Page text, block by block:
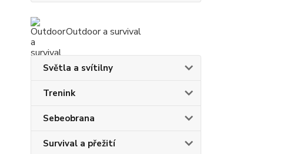
Outdoor a survival
Světla a svítilny
Trenink
Sebeobrana
Survival a přežití